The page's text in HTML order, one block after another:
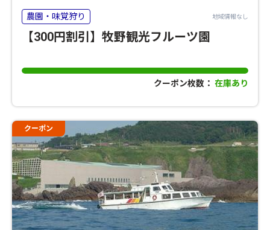
農園・味覚狩り 地域情報なし
【300円割引】牧野観光フルーツ園
クーポン枚数： 在庫あり
クーポン